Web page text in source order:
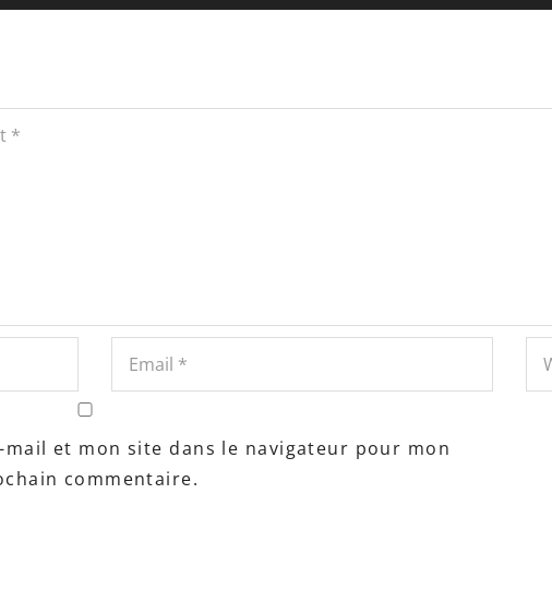
et mon site dans le navigateur pour mon
commentaire.